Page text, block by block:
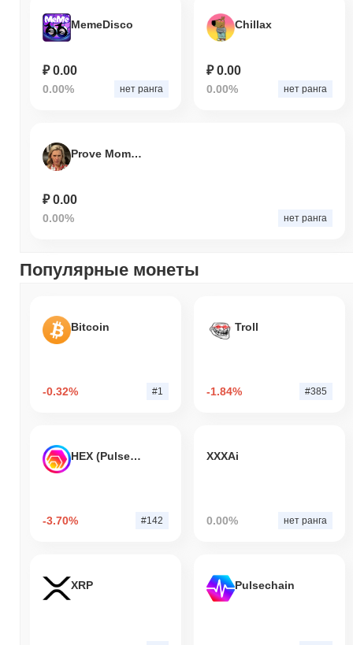
MemeDisco
₽ 0.00
0.00% нет ранга
Chillax
₽ 0.00
0.00% нет ранга
Prove Mom Wrong
₽ 0.00
0.00% нет ранга
Популярные монеты
Bitcoin
-0.32% #1
Troll
-1.84% #385
HEX (Pulsechain)
-3.70% #142
XXXAi
0.00% нет ранга
XRP Pulsechain